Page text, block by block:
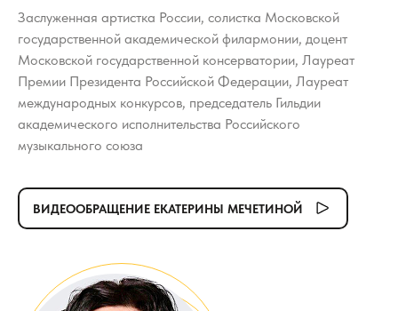
Заслуженная артистка России, солистка Московской
государственной академической филармонии, доцент
Московской государственной консерватории, Лауреат
Премии Президента Российской Федерации, Лауреат
международных конкурсов, председатель Гильдии
академического исполнительства Российского
музыкального союза
ВИДЕООБРАЩЕНИЕ ЕКАТЕРИНЫ МЕЧЕТИНОЙ